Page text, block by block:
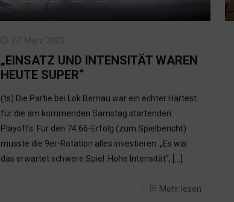
27. März 2022
„EINSATZ UND INTENSITÄT WAREN
HEUTE SUPER“
(ts) Die Partie bei Lok Bernau war ein echter Härtest
für die am kommenden Samstag startenden
Playoffs. Für den 74:66-Erfolg (zum Spielbericht)
musste die 9er-Rotation alles investieren. „Es war
das erwartet schwere Spiel. Hohe Intensität“, […]
Mehr lesen